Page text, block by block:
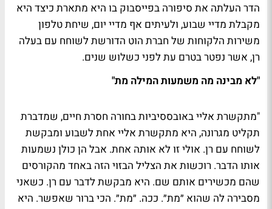
הדר העלתה את סיפורה בפייסבוק בו היא מתארת כיצד היא
מקבלת מדיי שבוע, ולעיתים אף מדיי יום, שיחת טלפון
משירות הלקוחות של חברת הוט הדורשת לשוחח עם בעלה
רן, אשר נפטר בטרם עת לפני כשלוש שנים.
"לא מבינה מה משמעות המילה מת"
"מתקשרת אליי באובססיביות בחורה חסרת חיים, שמדברת
תקליט מגרונה, היא מתקשרת אליי אחת לשבוע ומבקשת
לשוחח עם רן. אולי זו לא אותה אחת. אבל הן כולן נשמעות
אותו הדבר. רוכשות את הצליל הבזוי הזה באחד מהקורסים
שהם מכשירים אותם שם. היא מבקשת לדבר עם רן. כשאני
מסבירה לה שהוא ״מת״. ככה. ״מת״. הכי ברור שאפשר. היא